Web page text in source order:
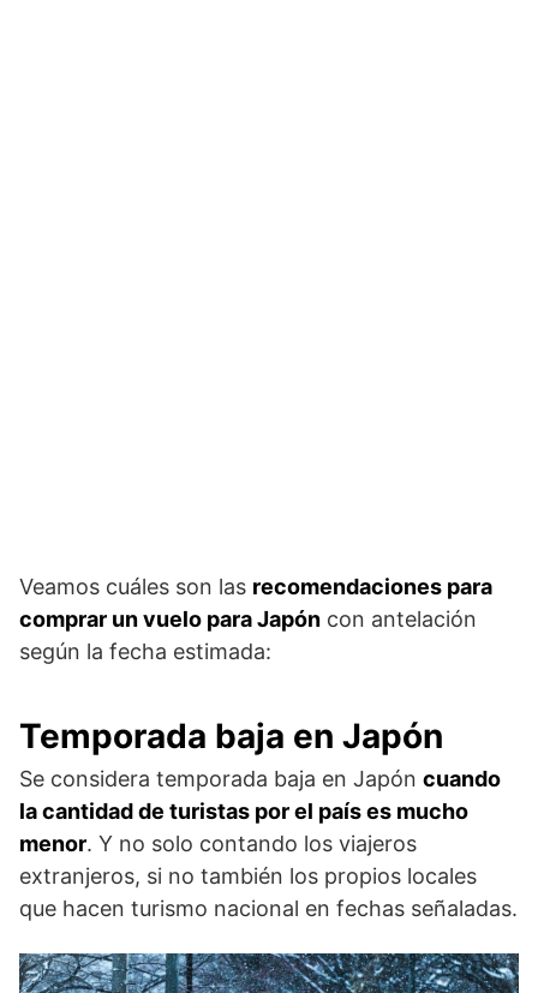
Veamos cuáles son las recomendaciones para
comprar un vuelo para Japón con antelación
según la fecha estimada:
Temporada baja en Japón
Se considera temporada baja en Japón cuando
la cantidad de turistas por el país es mucho
menor. Y no solo contando los viajeros
extranjeros, si no también los propios locales
que hacen turismo nacional en fechas señaladas.